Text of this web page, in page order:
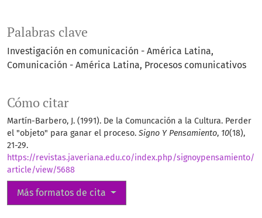
Palabras clave
Investigación en comunicación - América Latina
Comunicación - América Latina Procesos comunicativos
Cómo citar
Martín-Barbero, J. (1991). De la Comuncación a la Cultura. Perder
el "objeto" para ganar el proceso. Signo Y Pensamiento, 10(18),
21-29.
https://revistas.javeriana.edu.co/index.php/signoypensamiento/
article/view/5688
Más formatos de cita